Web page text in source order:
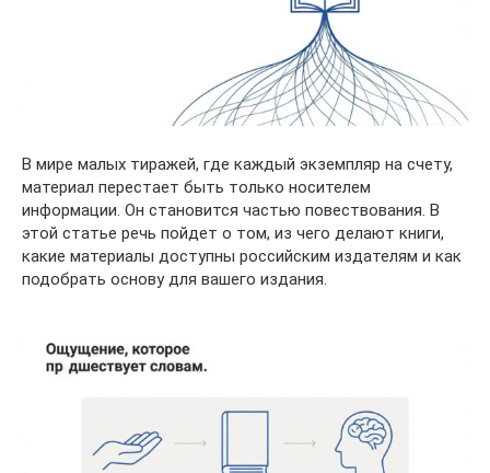
В мире малых тиражей, где каждый экземпляр на счету,
материал перестает быть только носителем
информации. Он становится частью повествования. В
этой статье речь пойдет о том, из чего делают книги,
какие материалы доступны российским издателям и как
подобрать основу для вашего издания.